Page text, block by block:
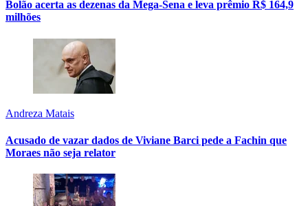
Bolão acerta as dezenas da Mega-Sena e leva prêmio R$ 164,9
milhões
Andreza Matais
Acusado de vazar dados de Viviane Barci pede a Fachin que
Moraes não seja relator